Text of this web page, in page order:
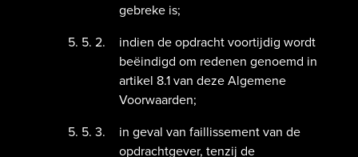
gebreke is;
indien de opdracht voortijdig wordt
beëindigd om redenen genoemd in
artikel 8.1 van deze Algemene
Voorwaarden;
in geval van faillissement van de
opdrachtgever, tenzij de